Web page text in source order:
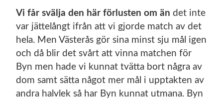
Vi får svälja den här förlusten om än det inte
var jättelångt ifrån att vi gjorde match av det
hela. Men Västerås gör sina minst sju mål igen
och då blir det svårt att vinna matchen för
Byn men hade vi kunnat tvätta bort några av
dom samt sätta något mer mål i upptakten av
andra halvlek så har Byn kunnat utmana. Byn